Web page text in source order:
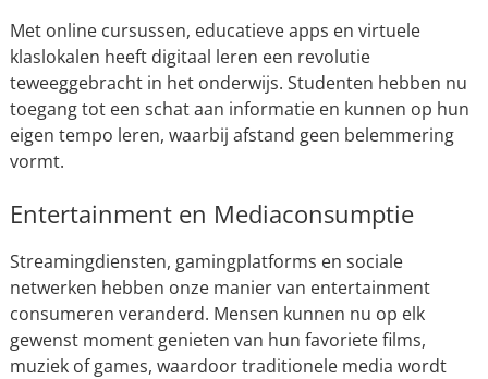
Met online cursussen, educatieve apps en virtuele
klaslokalen heeft digitaal leren een revolutie
teweeggebracht in het onderwijs. Studenten hebben nu
toegang tot een schat aan informatie en kunnen op hun
eigen tempo leren, waarbij afstand geen belemmering
vormt.
Entertainment en Mediaconsumptie
Streamingdiensten, gamingplatforms en sociale
netwerken hebben onze manier van entertainment
consumeren veranderd. Mensen kunnen nu op elk
gewenst moment genieten van hun favoriete films,
muziek of games, waardoor traditionele media wordt